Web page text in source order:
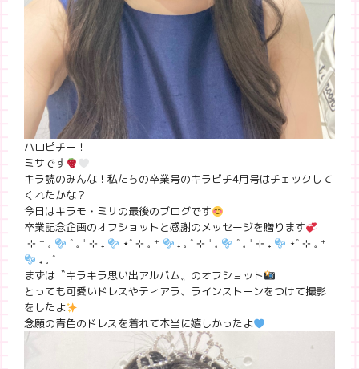
ハロピチー！
ミサです
キラ読のみんな！私たちの卒業号のキラピチ4月号はチェックして
くれたかな？
今日はキラモ・ミサの最後のブログです
卒業記念企画のオフショットと感謝のメッセージを贈ります
⊹ ⁺ 𓈒
˚ 𓈒 ⁺ ⊹ ₊ ⋆˚ ⊹ 𓈒 ⁺ ₊ 𓈒 ˚ ⊹ ⁺ 𓈒 ˚ 𓈒 ⁺ ⊹ ₊
⋆˚ ⊹ 𓈒 ⁺
₊ 𓈒 ˚
まずは〝キラキラ思い出アルバム〟のオフショット
とっても可愛いドレスやティアラ、ラインストーンをつけて撮影
をしたよ
念願の青色のドレスを着れて本当に嬉しかったよ